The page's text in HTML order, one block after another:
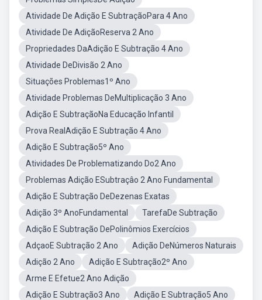
Atividade De Adição E SubtraçãoPara 4 Ano
Atividade De AdiçãoReserva 2 Ano
Propriedades DaAdição E Subtração 4 Ano
Atividade DeDivisão 2 Ano
Situações Problemas1º Ano
Atividade Problemas DeMultiplicação 3 Ano
Adição E SubtraçãoNa Educação Infantil
Prova RealAdição E Subtração 4 Ano
Adição E Subtração5º Ano
Atividades De Problematizando Do2 Ano
Problemas Adição ESubtraçâo 2 Ano Fundamental
Adição E Subtração DeDezenas Exatas
Adição 3º AnoFundamental
TarefaDe Subtração
Adição E Subtração DePolinômios Exercícios
AdçaoE Subtração 2 Ano
Adição DeNúmeros Naturais
Adição 2 Ano
Adição E Subtração2º Ano
Arme E Efetue2 Ano Adição
Adição E Subtração3 Ano
Adição E Subtração5 Ano